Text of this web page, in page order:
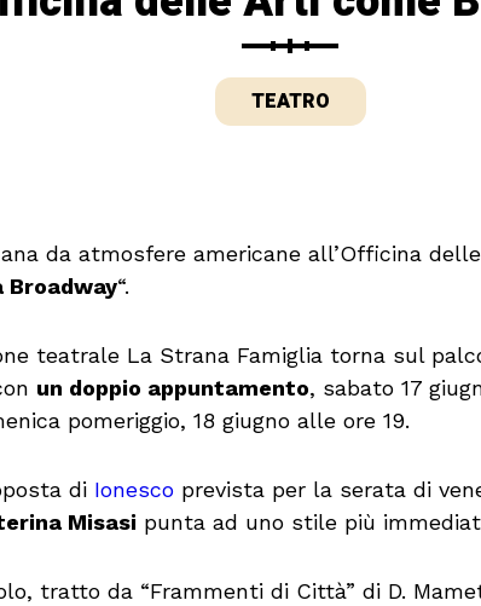
TEATRO
da atmosfere americane all’Officina
Broadway“.
teatrale La Strana Famiglia torna sul
un doppio appuntamento, sabato 17
pomeriggio, 18 giugno alle ore 19.
di Ionesco prevista per la serata di
Misasi punta ad uno stile più
tratto da “Frammenti di Città” di D.